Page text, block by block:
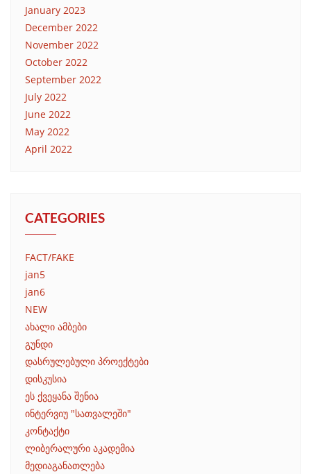
January 2023
December 2022
November 2022
October 2022
September 2022
July 2022
June 2022
May 2022
April 2022
CATEGORIES
FACT/FAKE
jan5
jan6
NEW
ახალი ამბები
გუნდი
დასრულებული პროექტები
დისკუსია
ეს ქვეყანა შენია
ინტერვიუ "სათვალეში"
კონტაქტი
ლიბერალური აკადემია
მედიაგანათლება